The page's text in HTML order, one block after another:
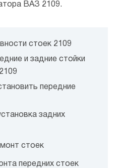
ВАЗ 2109.
стоек 2109
и задние стойки
передние
задних
стоек
передних стоек